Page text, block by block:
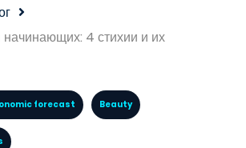
начинающих: 4 стихии и их
forecast Beauty